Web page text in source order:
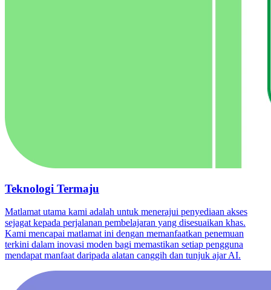
Teknologi Termaju
Matlamat utama kami adalah untuk menerajui penyediaan akses
sejagat kepada perjalanan pembelajaran yang disesuaikan khas.
Kami mencapai matlamat ini dengan memanfaatkan penemuan
terkini dalam inovasi moden bagi memastikan setiap pengguna
mendapat manfaat daripada alatan canggih dan tunjuk ajar AI.